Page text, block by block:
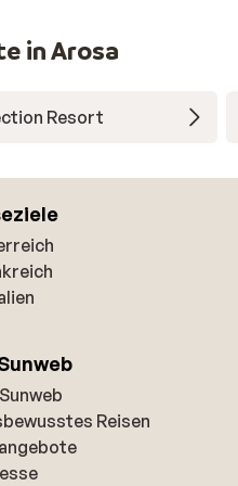
in Arosa
Resort
Reisen